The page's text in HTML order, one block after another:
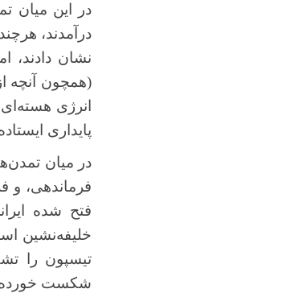
در این میان
درآمدند،
نشان دادند،
(همچون آنچه
انرژی
پایداری
در میان
فرماندهی، و
فتح شده
خلیفه‌نشین
تیسپون را
شکست خورده